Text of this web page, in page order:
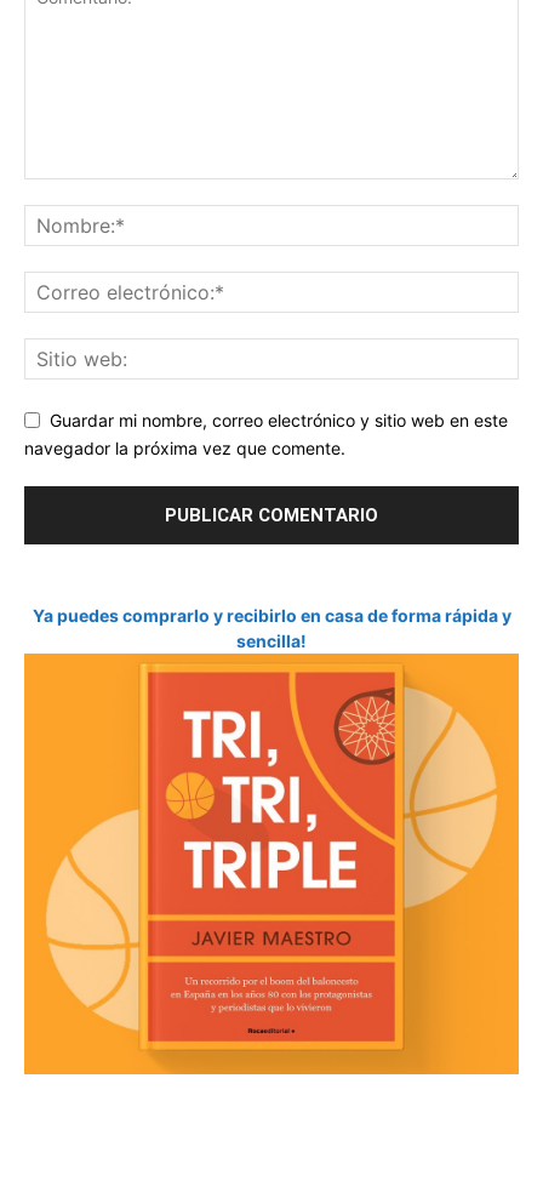
Guardar mi nombre, correo electrónico y sitio web en este
navegador la próxima vez que comente.
Ya puedes comprarlo y recibirlo en casa de forma rápida y
sencilla!